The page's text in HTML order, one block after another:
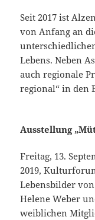
Seit 2017 ist
von Anfang an
Lebens. Neben
auch regionale
regional“ in den
Ausstellung
Freitag, 13.
2019,
Lebensbilder
Helene Weber
weiblichen